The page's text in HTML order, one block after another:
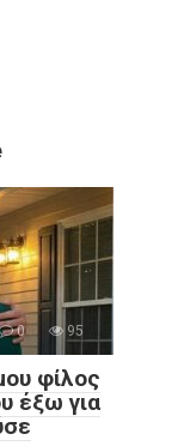
0 95
φίλος
έξω για